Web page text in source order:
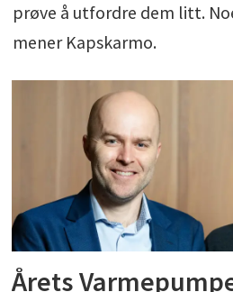
prøve å utfordre dem litt.
mener Kapskarmo.
Årets